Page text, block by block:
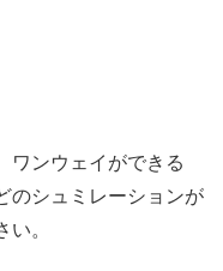
ワンウェイができる
のシュミレーションが
。